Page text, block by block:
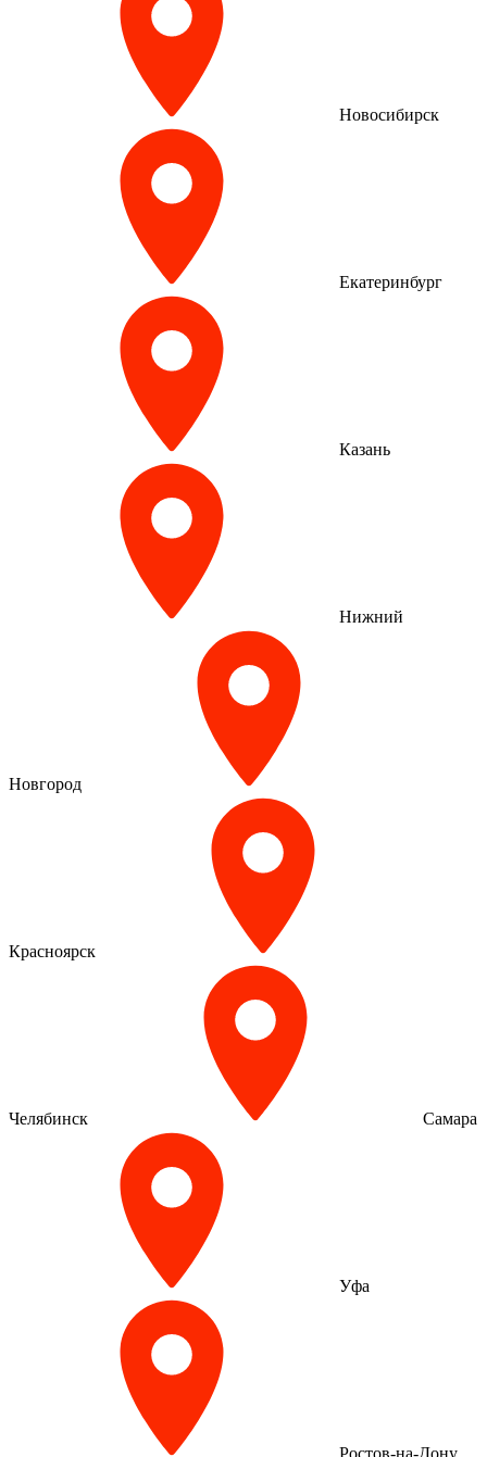
Новосибирск
Екатеринбург
Казань
Нижний
Новгород
Красноярск
Челябинск Самара
Уфа
Ростов-на-Дону